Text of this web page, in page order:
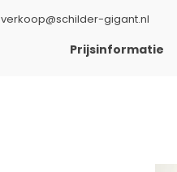
verkoop@schilder-gigant.nl
Prijsinformatie